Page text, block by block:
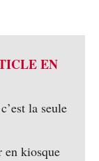
EN
la seule
en kiosque